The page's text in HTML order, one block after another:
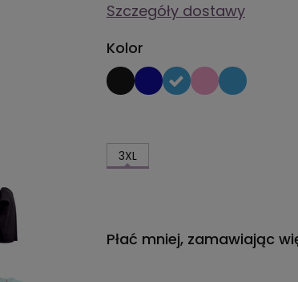
Szczegóły dostawy
Kolor
3XL
Płać mniej, zamawiając